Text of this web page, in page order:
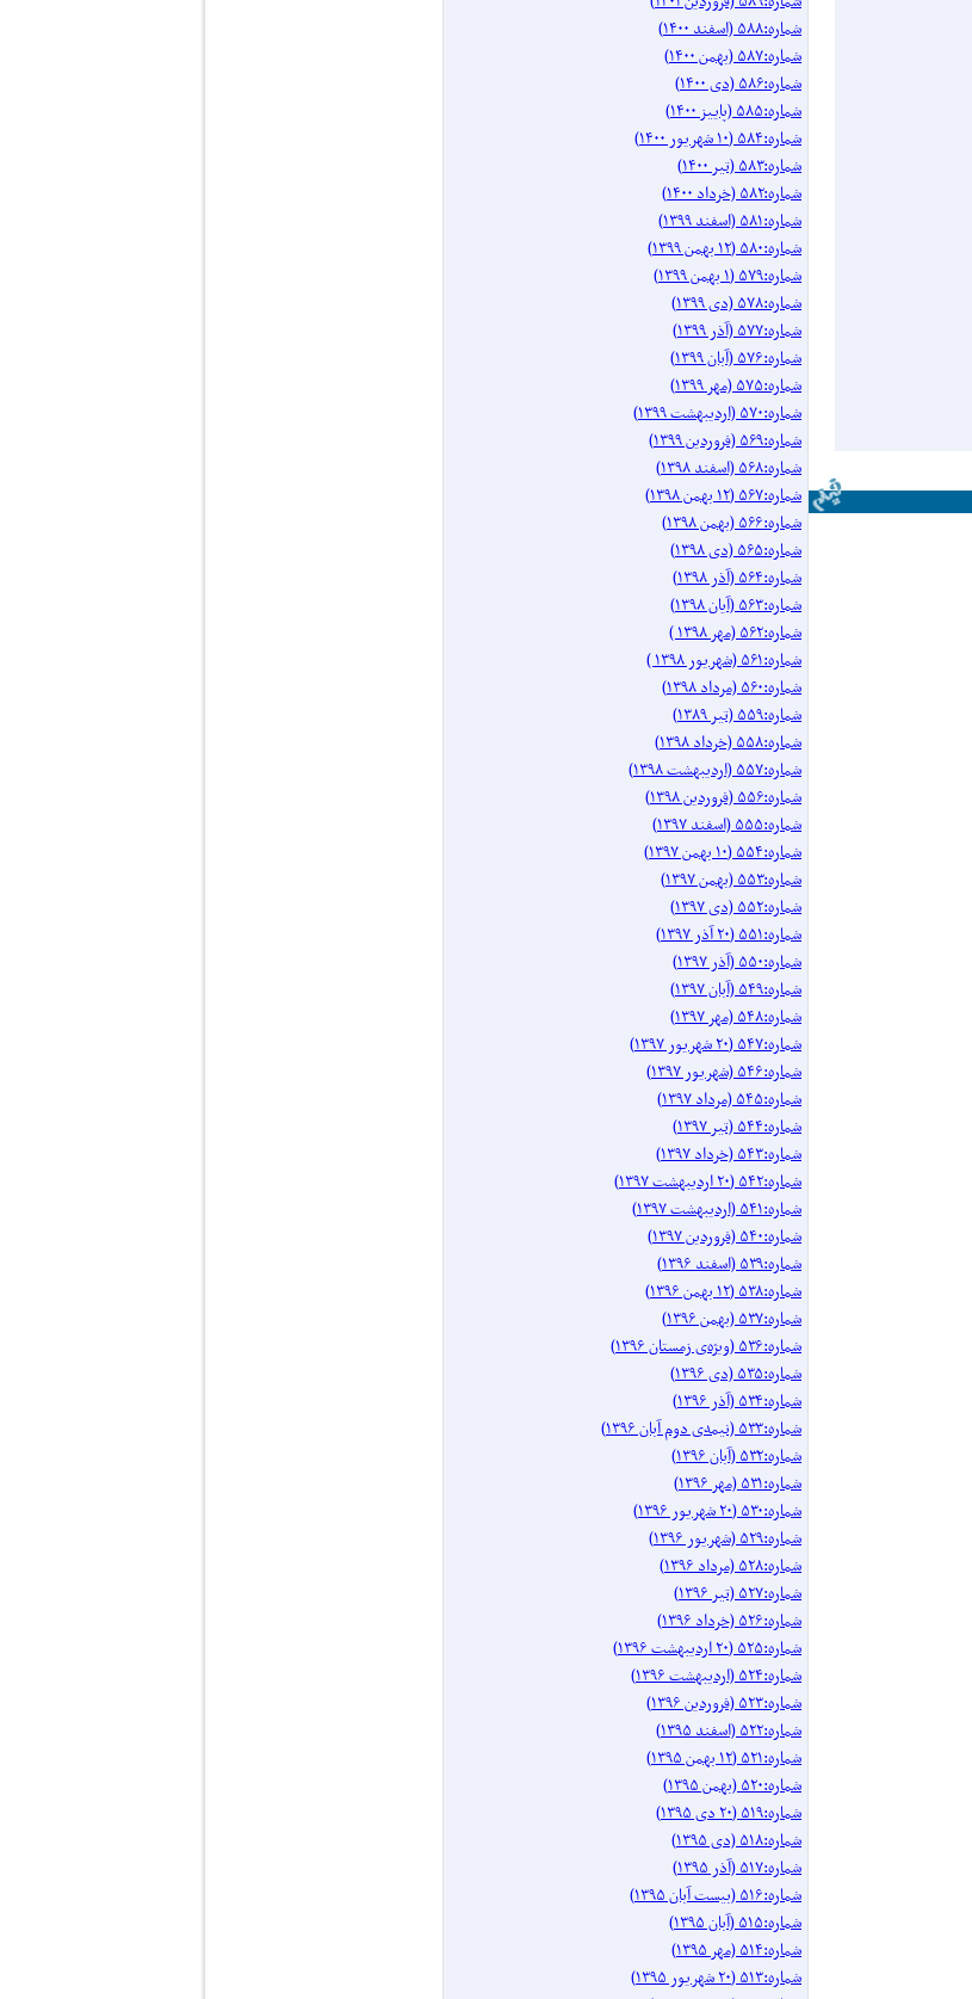
شماره:۵۸۸ (اسفند ۱۴۰۰)
شماره:۵۸۷ (بهمن ۱۴۰۰)
شماره:۵۸۶ (دی ۱۴۰۰)
شماره:۵۸۵ (پاییز ۱۴۰۰)
شماره:۵۸۴ (۱۰ شهریور ۱۴۰۰)
شماره:۵۸۳ (تیر ۱۴۰۰)
شماره:۵۸۲ (خرداد ۱۴۰۰)
شماره:۵۸۱ (اسفند ۱۳۹۹)
شماره:۵۸۰ (۱۲ بهمن ۱۳۹۹)
شماره:۵۷۹ (۱ بهمن ۱۳۹۹)
شماره:۵۷۸ (دی ۱۳۹۹)
شماره:۵۷۷ (آذر ۱۳۹۹)
شماره:۵۷۶ (آبان ۱۳۹۹)
شماره:۵۷۵ (مهر ۱۳۹۹)
شماره:۵۷۰ (اردیبهشت ۱۳۹۹)
شماره:۵۶۹ (فروردین ۱۳۹۹)
شماره:۵۶۸ (اسفند ۱۳۹۸)
شماره:۵۶۷ (۱۲ بهمن ۱۳۹۸)
شماره:۵۶۶ (بهمن ۱۳۹۸)
شماره:۵۶۵ (دی ۱۳۹۸)
شماره:۵۶۴ (آذر ۱۳۹۸)
شماره:۵۶۳ (آیان ۱۳۹۸)
شماره:۵۶۲ (مهر ۱۳۹۸ )
شماره:۵۶۱ (شهریور ۱۳۹۸ )
شماره:۵۶۰ (مرداد ۱۳۹۸)
شماره:۵۵۹ (تیر ۱۳۸۹)
شماره:۵۵۸ (خرداد ۱۳۹۸)
شماره:۵۵۷ (اردیبهشت ۱۳۹۸)
شماره:۵۵۶ (فروردین ۱۳۹۸)
شماره:۵۵۵ (اسفند ۱۳۹۷)
شماره:۵۵۴ (۱۰ بهمن ۱۳۹۷)
شماره:۵۵۳ (بهمن ۱۳۹۷)
شماره:۵۵۲ (دی ۱۳۹۷)
شماره:۵۵۱ (۲۰ آذر ۱۳۹۷)
شماره:۵۵۰ (آذر ۱۳۹۷)
شماره:۵۴۹ (آبان ۱۳۹۷)
شماره:۵۴۸ (مهر ۱۳۹۷)
شماره:۵۴۷ (۲۰ شهریور ۱۳۹۷)
شماره:۵۴۶ (شهریور ۱۳۹۷)
شماره:۵۴۵ (مرداد ۱۳۹۷)
شماره:۵۴۴ (تیر ۱۳۹۷)
شماره:۵۴۳ (خرداد ۱۳۹۷)
شماره:۵۴۲ (۲۰ اردیبهشت ۱۳۹۷)
شماره:۵۴۱ (اردیبهشت ۱۳۹۷)
شماره:۵۴۰ (فروردین ۱۳۹۷)
شماره:۵۳۹ (اسفند ۱۳۹۶)
شماره:۵۳۸ (۱۲ بهمن ۱۳۹۶)
شماره:۵۳۷ (بهمن ۱۳۹۶)
شماره:۵۳۶ (ویژه‌ی زمستان ۱۳۹۶)
شماره:۵۳۵ (دی ۱۳۹۶)
شماره:۵۳۴ (آذر ۱۳۹۶)
شماره:۵۳۳ (نیمه‌ی دوم آبان ۱۳۹۶)
شماره:۵۳۲ (آبان ۱۳۹۶)
شماره:۵۳۱ (مهر ۱۳۹۶)
شماره:۵۳۰ (۲۰ شهریور ۱۳۹۶)
شماره:۵۲۹ (شهریور ۱۳۹۶)
شماره:۵۲۸ (مرداد ۱۳۹۶)
شماره:۵۲۷ (تیر ۱۳۹۶)
شماره:۵۲۶ (خرداد ۱۳۹۶)
شماره:۵۲۵ (۲۰ اردیبهشت ۱۳۹۶)
شماره:۵۲۴ (اردیبهشت ۱۳۹۶)
شماره:۵۲۳ (فروردین ۱۳۹۶)
شماره:۵۲۲ (اسفند ۱۳۹۵)
شماره:۵۲۱ (۱۲ بهمن ۱۳۹۵)
شماره:۵۲۰ (بهمن ۱۳۹۵)
شماره:۵۱۹ (۲۰ دی ۱۳۹۵)
شماره:۵۱۸ (دی ۱۳۹۵)
شماره:۵۱۷ (آذر ۱۳۹۵)
شماره:۵۱۶ (بیست آبان ۱۳۹۵)
شماره:۵۱۵ (آبان ۱۳۹۵)
شماره:۵۱۴ (مهر ۱۳۹۵)
شماره:۵۱۳ (۲۰ شهریور ۱۳۹۵)